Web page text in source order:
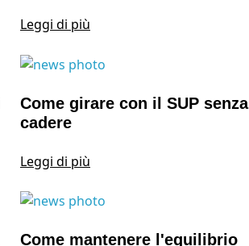
Leggi di più
Come girare con il SUP senza
cadere
Leggi di più
Come mantenere l'equilibrio